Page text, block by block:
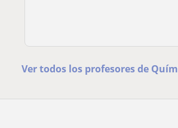
Ver todos los profesores de